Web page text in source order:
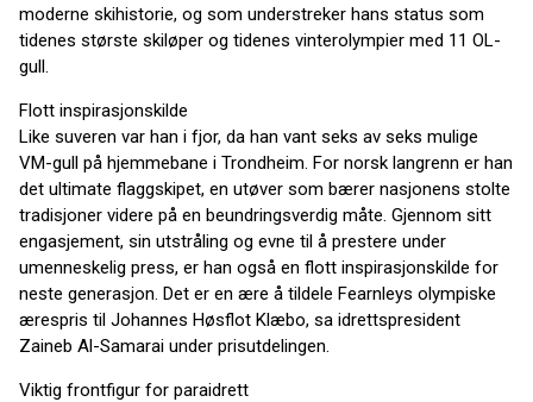
moderne skihistorie, og som understreker hans status som
tidenes største skiløper og tidenes vinterolympier med 11 OL-
gull.
Flott inspirasjonskilde
Like suveren var han i fjor, da han vant seks av seks mulige
VM-gull på hjemmebane i Trondheim. For norsk langrenn er han
det ultimate flaggskipet, en utøver som bærer nasjonens stolte
tradisjoner videre på en beundringsverdig måte. Gjennom sitt
engasjement, sin utstråling og evne til å prestere under
umenneskelig press, er han også en flott inspirasjonskilde for
neste generasjon. Det er en ære å tildele Fearnleys olympiske
ærespris til Johannes Høsflot Klæbo, sa idrettspresident
Zaineb Al-Samarai under prisutdelingen.
Viktig frontfigur for paraidrett